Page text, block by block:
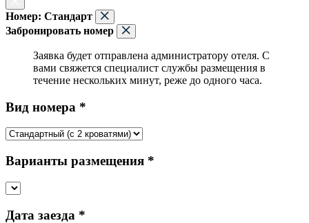
Номер: Стандарт
Забронировать номер
Заявка будет отправлена администратору отеля. С
вами свяжется специалист службы размещения в
течение нескольких минут, реже до одного часа.
Вид номера *
Варианты размещения *
Дата заезда *